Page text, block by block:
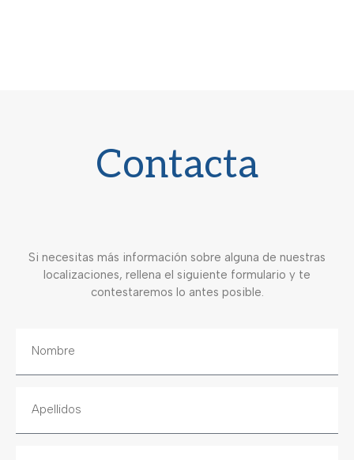
Contacta
Si necesitas más información sobre alguna de nuestras
localizaciones, rellena el siguiente formulario y te
contestaremos lo antes posible.